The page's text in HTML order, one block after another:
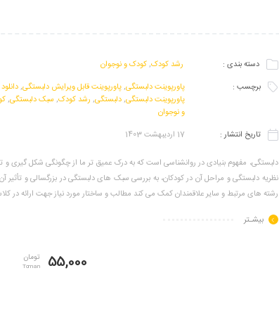
دسته بندی : رشد کودک,کودک و نوجوان
برچسب :
پاورپوینت دلبستگی,پاورپوینت قابل ویرایش دلبستگی,دانلود
پاورپوینت دلبستگی,دلبستگی, رشد کودک, سبک دلبستگی,
و نوجوان
تاریخ انتشار :
17 اردیبهشت 1403
دلبستگی، مفهوم بنیادی در روانشناسی است که به درک عمیق تر ما از چگونگی شکل گیری و
نظریه دلبستگی و مراحل آن در کودکان، به بررسی سبک های دلبستگی در بزرگسالی و تأثیر
رشته های مرتبط و سایر علاقمندان کمک می کند مطالب و ساختار مورد نیاز جهت ارائه در
بیشـتر
55,000 تومان